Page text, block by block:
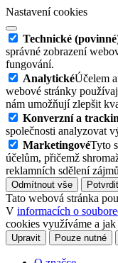
Nastavení cookies
Technické
správné zobrazení
fungování.
AnalytickéÚčelem
webové stránky
nám umožňují zlepšit
Konverzní a
společnosti analyzovat
MarketingovéTyto
účelům, přičemž
reklamních sdělení
Odmítnout vše
Tato webová stránka
V informacích o
cookies využíváme a
Upravit Pouze nutné